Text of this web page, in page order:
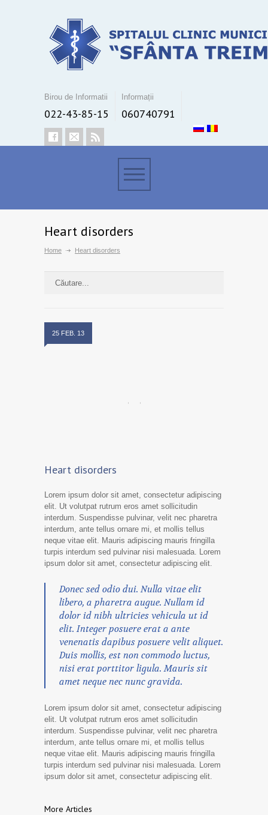
Birou de Informatii
022-43-85-15
Informații
060740791
Heart disorders
Home Heart disorders
25 FEB. 13
Heart disorders
Lorem ipsum dolor sit amet, consectetur adipiscing
elit. Ut volutpat rutrum eros amet sollicitudin
interdum. Suspendisse pulvinar, velit nec pharetra
interdum, ante tellus ornare mi, et mollis tellus
neque vitae elit. Mauris adipiscing mauris fringilla
turpis interdum sed pulvinar nisi malesuada. Lorem
ipsum dolor sit amet, consectetur adipiscing elit.
Donec sed odio dui. Nulla vitae elit
libero, a pharetra augue. Nullam id
dolor id nibh ultricies vehicula ut id
elit. Integer posuere erat a ante
venenatis dapibus posuere velit aliquet.
Duis mollis, est non commodo luctus,
nisi erat porttitor ligula. Mauris sit
amet neque nec nunc gravida.
Lorem ipsum dolor sit amet, consectetur adipiscing
elit. Ut volutpat rutrum eros amet sollicitudin
interdum. Suspendisse pulvinar, velit nec pharetra
interdum, ante tellus ornare mi, et mollis tellus
neque vitae elit. Mauris adipiscing mauris fringilla
turpis interdum sed pulvinar nisi malesuada. Lorem
ipsum dolor sit amet, consectetur adipiscing elit.
More Articles